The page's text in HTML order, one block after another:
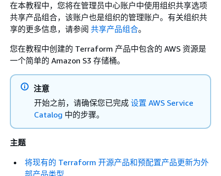
在本教程中，您将在管理员中心账户中使用组织共享选项
共享产品组合，该账户也是组织的管理账户。有关组织共
享的更多信息，请参阅 共享产品组合。
您在教程中创建的 Terraform 产品中包含的 AWS 资源是
一个简单的 Amazon S3 存储桶。
注意
开始之前，请确保您已完成 设置 AWS Service
Catalog 中的步骤。
主题
将现有的 Terraform 开源产品和预配置产品更新为外
部产品类型